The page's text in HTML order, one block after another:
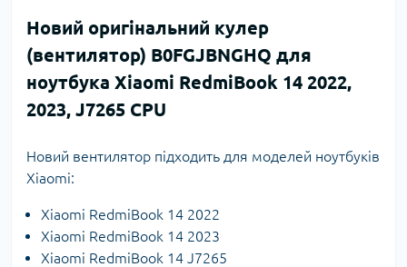
Новий оригінальний кулер
(вентилятор) B0FGJBNGHQ для
ноутбука Xiaomi RedmiBook 14 2022,
2023, J7265 CPU
Новий вентилятор підходить для моделей ноутбуків
Xiaomi:
Xiaomi RedmiBook 14 2022
Xiaomi RedmiBook 14 2023
Xiaomi RedmiBook 14 J7265